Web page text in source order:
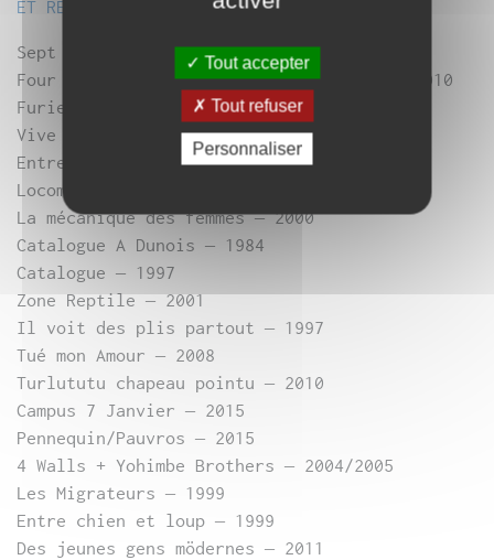
ET RENCONTRE AVEC LES RÉALISATEURS
Sept Solos – 1984
Four beats to the bar and no cheating – 2010
Furie Rock – 1988
Vive Campus – 1998
Entreé de secours – 1982
Locomotion Los-Angeles – 2006
La mécanique des femmes – 2000
Catalogue A Dunois – 1984
Catalogue – 1997
Zone Reptile – 2001
Il voit des plis partout – 1997
Tué mon Amour – 2008
Turlututu chapeau pointu – 2010
Campus 7 Janvier – 2015
Pennequin/Pauvros – 2015
4 Walls + Yohimbe Brothers – 2004/2005
Les Migrateurs – 1999
Entre chien et loup – 1999
Des jeunes gens mödernes – 2011
Tout accepter
Tout refuser
Personnaliser